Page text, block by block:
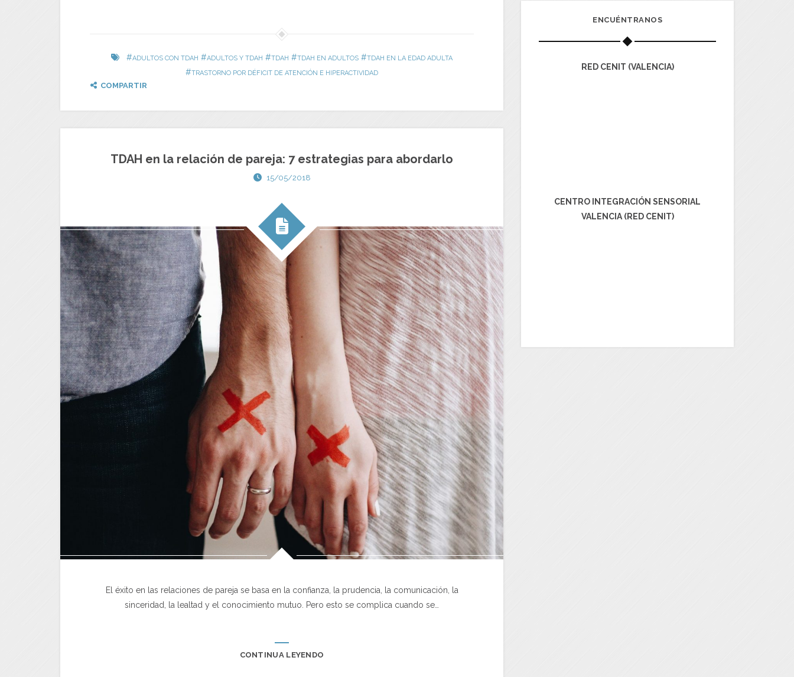
#ADULTOS CON TDAH #ADULTOS Y TDAH #TDAH #TDAH EN ADULTOS #TDAH EN LA EDAD ADULTA
#TRASTORNO POR DÉFICIT DE ATENCIÓN E HIPERACTIVIDAD
COMPARTIR
TDAH en la relación de pareja: 7 estrategias para abordarlo
15/05/2018
El éxito en las relaciones de pareja se basa en la confianza, la prudencia, la comunicación, la
sinceridad, la lealtad y el conocimiento mutuo. Pero esto se complica cuando se…
CONTINUA LEYENDO
ENCUÉNTRANOS
RED CENIT (VALENCIA)
CENTRO INTEGRACIÓN SENSORIAL
VALENCIA (RED CENIT)